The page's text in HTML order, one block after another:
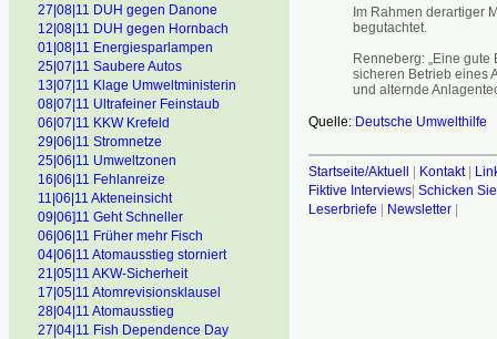
27|08|11 DUH gegen Danone
12|08|11 DUH gegen Hornbach
01|08|11 Energiesparlampen
25|07|11 Saubere Autos
13|07|11 Klage Umweltministerin
08|07|11 Ultrafeiner Feinstaub
06|07|11 KKW Krefeld
29|06|11 Stromnetze
25|06|11 Umweltzonen
16|06|11 Fehlanreize
11|06|11 Akteneinsicht
09|06]11 Geht Schneller
06|06|11 Früher mehr Fisch
04|06|11 Atomausstieg storniert
21|05|11 AKW-Sicherheit
17|05|11 Atomrevisionsklausel
28|04|11 Atomausstieg
27|04|11 Fish Dependence Day
Im Rahmen derartiger
begutachtet.
Renneberg: „Eine
sicheren Betrieb eines
und alternde
Quelle: Deutsche Umwelthilfe
Startseite/Aktuell | Kontakt|
Fiktive Interviews| Schicken
Leserbriefe | Newsletter|